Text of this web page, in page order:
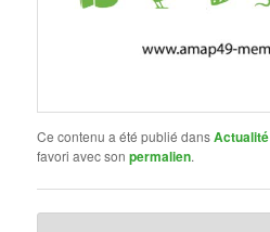
Ce contenu a été publié dansActualité
favori avec sonpermalien.